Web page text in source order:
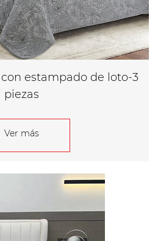
estampado de loto-3
piezas
Ver más